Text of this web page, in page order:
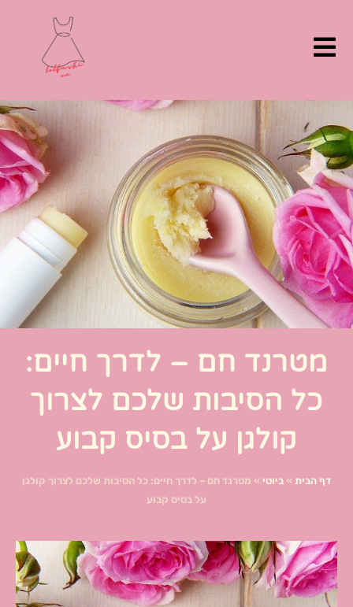
מטרנד חם – לדרך חיים:
כל הסיבות שלכם לצרוך
קולגן על בסיס קבוע
דף הבית » ביוטי » מטרנד חם – לדרך חיים: כל הסיבות שלכם לצרוך קולגן
על בסיס קבוע